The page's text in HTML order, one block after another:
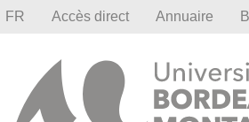
FR Accès direct Annuaire